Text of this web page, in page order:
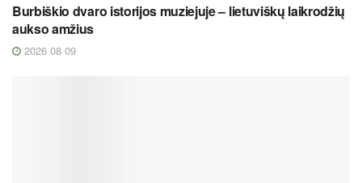
Burbiškio dvaro istorijos muziejuje – lietuviškų laikrodžių
aukso amžius
2026 08 09